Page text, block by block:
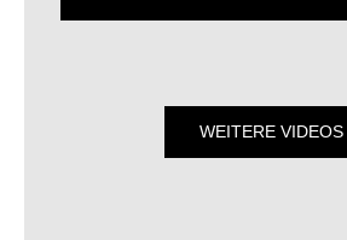
WEITERE VIDEOS